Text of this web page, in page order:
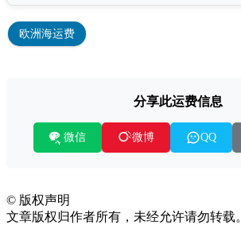
欧洲海运费
分享此运费信息
微信 微博 QQ
© 版权声明
文章版权归作者所有，未经允许请勿转载。